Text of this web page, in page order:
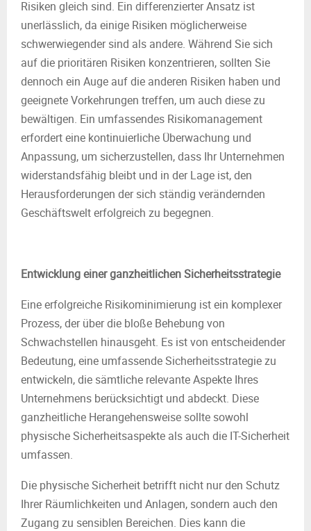
Risiken gleich sind. Ein differenzierter Ansatz ist
unerlässlich, da einige Risiken möglicherweise
schwerwiegender sind als andere. Während Sie sich
auf die prioritären Risiken konzentrieren, sollten Sie
dennoch ein Auge auf die anderen Risiken haben und
geeignete Vorkehrungen treffen, um auch diese zu
bewältigen. Ein umfassendes Risikomanagement
erfordert eine kontinuierliche Überwachung und
Anpassung, um sicherzustellen, dass Ihr Unternehmen
widerstandsfähig bleibt und in der Lage ist, den
Herausforderungen der sich ständig verändernden
Geschäftswelt erfolgreich zu begegnen.
Entwicklung einer ganzheitlichen Sicherheitsstrategie
Eine erfolgreiche Risikominimierung ist ein komplexer
Prozess, der über die bloße Behebung von
Schwachstellen hinausgeht. Es ist von entscheidender
Bedeutung, eine umfassende Sicherheitsstrategie zu
entwickeln, die sämtliche relevante Aspekte Ihres
Unternehmens berücksichtigt und abdeckt. Diese
ganzheitliche Herangehensweise sollte sowohl
physische Sicherheitsaspekte als auch die IT-Sicherheit
umfassen.
Die physische Sicherheit betrifft nicht nur den Schutz
Ihrer Räumlichkeiten und Anlagen, sondern auch den
Zugang zu sensiblen Bereichen. Dies kann die